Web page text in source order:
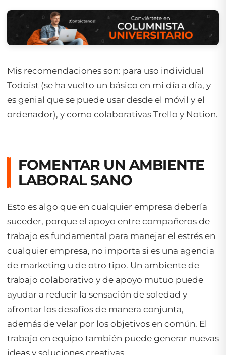
Mis recomendaciones son: para uso individual
Todoist (se ha vuelto un básico en mi día a día, y
es genial que se puede usar desde el móvil y el
ordenador), y como colaborativas Trello y Notion.
FOMENTAR UN AMBIENTE
LABORAL SANO
Esto es algo que en cualquier empresa debería
suceder, porque el apoyo entre compañeros de
trabajo es fundamental para manejar el estrés en
cualquier empresa, no importa si es una agencia
de marketing u de otro tipo. Un ambiente de
trabajo colaborativo y de apoyo mutuo puede
ayudar a reducir la sensación de soledad y
afrontar los desafíos de manera conjunta,
además de velar por los objetivos en común. El
trabajo en equipo también puede generar nuevas